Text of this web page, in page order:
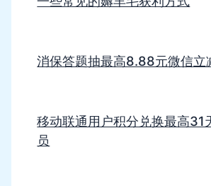
消保答题抽最高8.88元微信立
移动联通用户积分兑换最高31
员